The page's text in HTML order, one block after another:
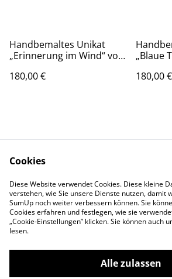
Handbemaltes Unikat
„Erinnerung im Wind“ von
Fragment 492 aus „Das
180,00 €
„Blaue
180,00 €
Kontaktieren Sie uns
Datenschutzbestimm
ungen von SumUp
Cookies
Diese Website verwendet Cookies. Diese kleine
verstehen, wie Sie unsere Dienste nutzen, damit
SumUp noch weiter verbessern können. Sie
Cookies erfahren und festlegen, wie sie
„Cookie-Einstellungen” klicken. Sie können auch
lesen.
Alle zulassen